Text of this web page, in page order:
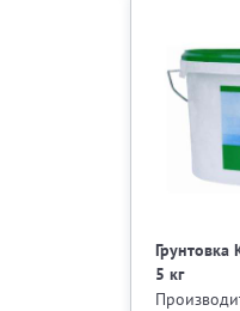
Грунтовка
5 кг